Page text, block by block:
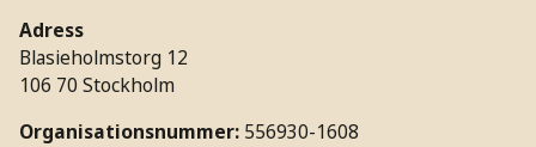
Adress
Blasieholmstorg 12
106 70 Stockholm
Organisationsnummer: 556930-1608